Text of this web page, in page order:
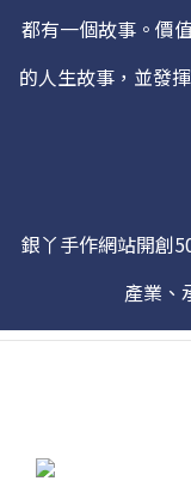
都有一個故事。價
的人生故事，並發
銀丫手作網站開創
產業、